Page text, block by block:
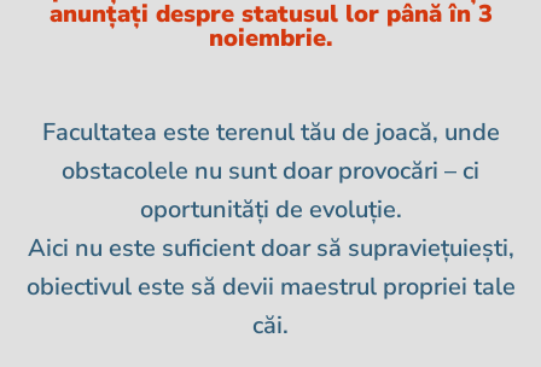
Intră în joc și
cucerește-ți
viitorul
Un program care te echipează cu
anunțați despre statusul lor până în 3
noiembrie.
Facultatea este terenul tău de joacă, unde
obstacolele nu sunt doar provocări – ci
oportunități de evoluție.
Aici nu este suficient doar să supraviețuiești,
obiectivul este să devii maestrul propriei tale
căi.